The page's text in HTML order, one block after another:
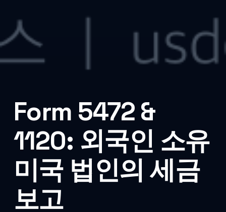
Form 5472 &
1120: 외국인 소유
미국 법인의 세금
보고